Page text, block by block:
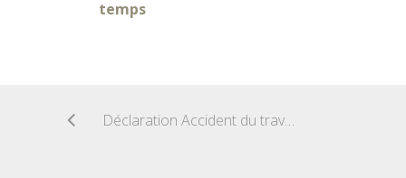
temps
Déclaration Accident du travail salarié